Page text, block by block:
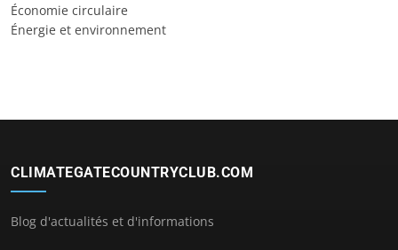
Économie circulaire
Énergie et environnement
CLIMATEGATECOUNTRYCLUB.COM
Blog d'actualités et d'informations